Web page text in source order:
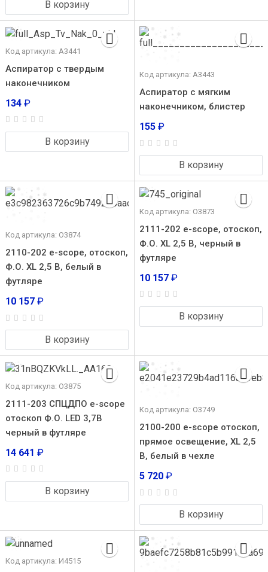
В корзину
Код артикула: А3441
Аспиратор с твердым
наконечником
134 ₽
В корзину
Код артикула: А3443
Аспиратор с мягким
наконечником, блистер
155 ₽
В корзину
Код артикула: О3874
2110-202 e-scope, отоскоп,
Ф.О. XL 2,5 В, белый в
футляре
10 157 ₽
В корзину
Код артикула: О3873
2111-202 e-scope, отоскоп,
Ф.О. XL 2,5 В, черный в
футляре
10 157 ₽
В корзину
Код артикула: О3875
2111-203 СПЦДПО e-scope
отоскоп Ф.О. LED 3,7В
черный в футляре
14 641 ₽
В корзину
Код артикула: О3749
2100-200 e-scope отоскоп,
прямое освещение, XL 2,5
В, белый в чехле
5 720 ₽
В корзину
Код артикула: И4515